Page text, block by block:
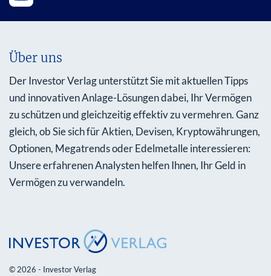
Über uns
Der Investor Verlag unterstützt Sie mit aktuellen Tipps
und innovativen Anlage-Lösungen dabei, Ihr Vermögen
zu schützen und gleichzeitig effektiv zu vermehren. Ganz
gleich, ob Sie sich für Aktien, Devisen, Kryptowährungen,
Optionen, Megatrends oder Edelmetalle interessieren:
Unsere erfahrenen Analysten helfen Ihnen, Ihr Geld in
Vermögen zu verwandeln.
© 2026 - Investor Verlag